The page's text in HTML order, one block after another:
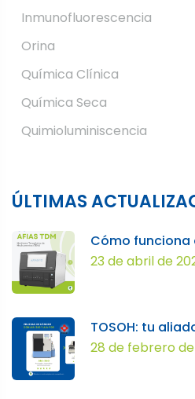
Inmunofluorescencia
Orina
Química Clínica
Química Seca
Quimioluminiscencia
ÚLTIMAS
Cómo funciona
23 de abril de
TOSOH: tu
28 de febrero